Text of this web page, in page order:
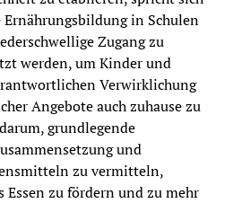
Ernährungsbildung in Schulen
Zugang zu
werden, um Kinder und
Verwirklichung
Angebote auch zuhause zu
grundlegende
und
zu vermitteln,
Essen zu fördern und zu mehr